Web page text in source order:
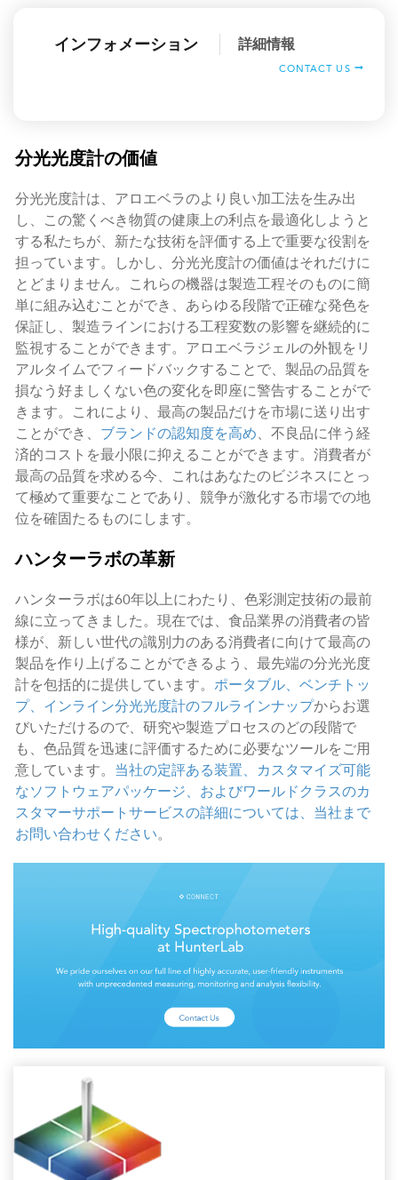
インフォメーション 詳細情報
CONTACT US
分光光度計の価値
分光光度計は、アロエベラのより良い加工法を生み出
し、この驚くべき物質の健康上の利点を最適化しようと
する私たちが、新たな技術を評価する上で重要な役割を
担っています。しかし、分光光度計の価値はそれだけに
とどまりません。これらの機器は製造工程そのものに簡
単に組み込むことができ、あらゆる段階で正確な発色を
保証し、製造ラインにおける工程変数の影響を継続的に
監視することができます。アロエベラジェルの外観をリ
アルタイムでフィードバックすることで、製品の品質を
損なう好ましくない色の変化を即座に警告することがで
きます。これにより、最高の製品だけを市場に送り出す
ことができ、 ブランドの認知度を高め、不良品に伴う経
済的コストを最小限に抑えることができます。消費者が
最高の品質を求める今、これはあなたのビジネスにとっ
て極めて重要なことであり、競争が激化する市場での地
位を確固たるものにします。
ハンターラボの革新
ハンターラボは60年以上にわたり、色彩測定技術の最前
線に立ってきました。現在では、食品業界の消費者の皆
様が、新しい世代の識別力のある消費者に向けて最高の
製品を作り上げることができるよう、最先端の分光光度
計を包括的に提供しています。 ポータブル、ベンチトッ
プ、インライン分光光度計のフルラインナップからお選
びいただけるので、研究や製造プロセスのどの段階で
も、色品質を迅速に評価するために必要なツールをご用
意しています。 当社の定評ある装置、カスタマイズ可能
なソフトウェアパッケージ、およびワールドクラスのカ
スタマーサポートサービスの詳細については、当社まで
お問い合わせください。